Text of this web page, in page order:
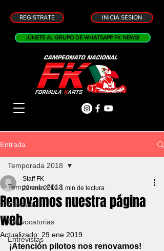
REGISTRATE INICIA SESION
¡ÚNETE AL GRUPO DE WHATSAPP FK NEWS!
Entrada
Temporada 2018
Noticias
Convocatorias
Entrevistas
Temporada 2018
Renovamos nuestra página
web
Staff FK
22 ene 2019 1 min de lectura
Actualizado: 29 ene 2019
¡Atención pilotos nos renovamos!